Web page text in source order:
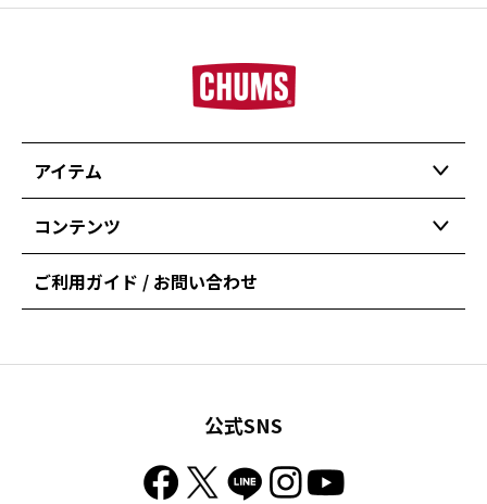
アイテム
コンテンツ
ご利用ガイド / お問い合わせ
公式SNS